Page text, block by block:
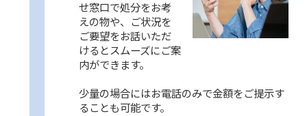
せ窓口で処分をお考
えの物や、ご状況を
ご要望をお話いただ
けるとスムーズにご案
内ができます。
少量の場合にはお電話のみで金額をご提示す
ることも可能です。